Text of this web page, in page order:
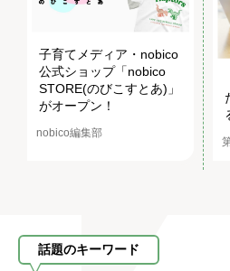
子育てメディア・nobico
公式ショップ「nobico
STORE(のびこすとあ)」
がオープン！
nobico編集部
話題のキーワード